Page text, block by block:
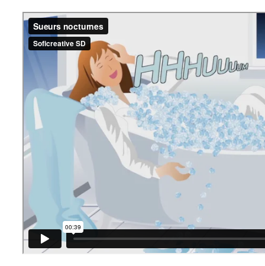
Sueurs nocturnes